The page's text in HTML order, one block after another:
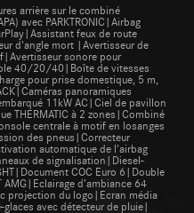
arrière sur le combiné
avec PARKTRONIC|Airbag
feux de route
d'angle mort |Avertisseur de
sonore pour
40/20/40|Boîte de vitesses
pour prise domestique, 5 m,
panoramiques
11kW AC|Ciel de pavillon
THERMATIC à 2 zones|Combiné
centrale à motif en losanges
des pneus|Correcteur
automatique de l'airbag
de signalisation|Diesel-
COC Euro 6|Double
d’ambiance 64
projection du logo|Ecran média
avec détecteur de pluie|